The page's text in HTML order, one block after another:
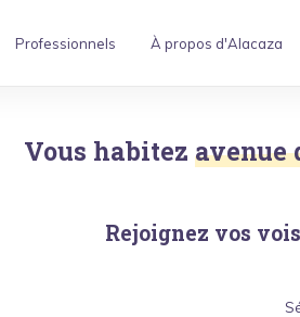
Professionnels À propos d'Alacaza
Vous habitez avenue
Rejoignez vos